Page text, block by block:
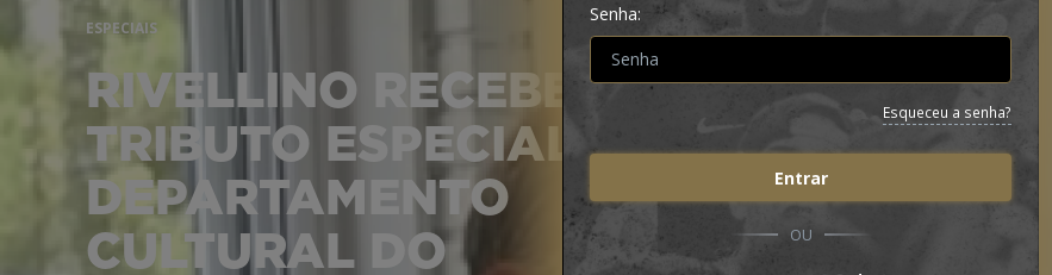
ESPECIAIS
RIVELLINO RECEBE
TRIBUTO ESPECIAL DO
DEPARTAMENTO
CULTURAL DO
Senha:
Esqueceu a senha?
Entrar
OU